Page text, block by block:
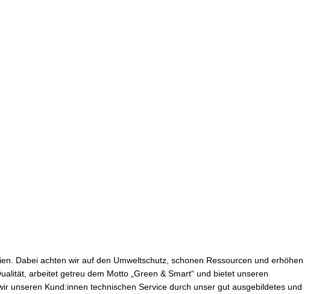
Dabei achten wir auf den Umweltschutz, schonen Ressourcen und erhöhen
arbeitet getreu dem Motto „Green & Smart“ und bietet unseren
unseren Kund:innen technischen Service durch unser gut ausgebildetes und